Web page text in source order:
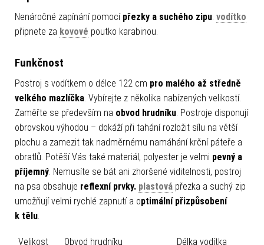
Nenáročné zapínání pomocí přezky a suchého zipu. vodítko
připnete za kovové poutko karabinou.
Funkčnost
Postroj s vodítkem o délce 122 cm pro malého až středně
velkého mazlíčka. Vybírejte z několika nabízených velikostí.
Zaměřte se především na obvod hrudníku. Postroje disponují
obrovskou výhodou – dokáží při tahání rozložit sílu na větší
plochu a zamezit tak nadměrnému namáhání krční páteře a
obratlů. Potěší Vás také materiál, polyester je velmi pevný a
příjemný. Nemusíte se bát ani zhoršené viditelnosti, postroj
na psa obsahuje reflexní prvky. plastová přezka a suchý zip
umožňují velmi rychlé zapnutí a optimální přizpůsobení
k tělu.
Velikost Obvod hrudníku Délka vodítka